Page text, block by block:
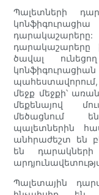
Պալետների
դարակաշարերը
ծավալ
մեջք մեջքի՝
մեքենայով
մեծացնում
պալետներին
անհրաժեշտ են
են
Պալետային